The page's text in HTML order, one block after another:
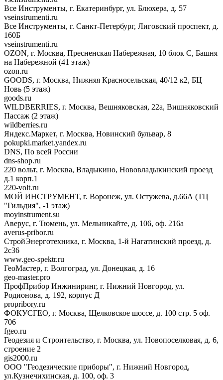
Все Инструменты, г. Екатеринбург, ул. Блюхера, д. 57
vseinstrumenti.ru
Все Инструменты, г. Санкт-Петербург, Лиговский проспект, д.
160Б
vseinstrumenti.ru
OZON, г. Москва, Пресненская Набережная, 10 блок С, Башня
на Набережной (41 этаж)
ozon.ru
GOODS, г. Москва, Нижняя Красносельская, 40/12 к2, БЦ
Новь (5 этаж)
goods.ru
WILDBERRIES, г. Москва, Вешняковская, 22а, Вишняковский
Пассаж (2 этаж)
wildberries.ru
Яндекс.Маркет, г. Москва, Новинский бульвар, 8
pokupki.market.yandex.ru
DNS, По всей России
dns-shop.ru
220 вольт, г. Москва, Владыкино, Нововладыкинский проезд
д.1 корп.1
220-volt.ru
МОЙ ИНСТРУМЕНТ, г. Воронеж, ул. Остужева, д.66А (ТЦ
"Гильдия", -1 этаж)
moyinstrument.su
Аверус, г. Тюмень, ул. Мельникайте, д. 106, оф. 216а
averus-pribor.ru
СтройЭнерготехника, г. Москва, 1-й Нагатинский проезд, д.
2с36
www.geo-spektr.ru
ГеоМастер, г. Волгоград, ул. Донецкая, д. 16
geo-master.pro
ПрофПрибор Инжиниринг, г. Нижний Новгород, ул.
Родионова, д. 192, корпус Д
propribory.ru
ФОКУСГЕО, г. Москва, Щелковское шоссе, д. 100 стр. 5 оф.
706
fgeo.ru
Геодезия и Строительство, г. Москва, ул. Новопоселковая, д. 6,
строение 2
gis2000.ru
ООО "Геодезические приборы", г. Нижний Новгород,
ул.Кузнечихинская, д. 100, оф. 3